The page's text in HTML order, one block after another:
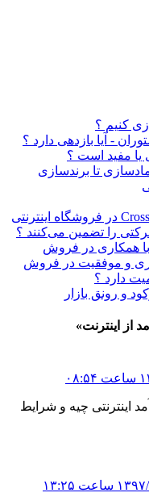
کنیم ؟
- آیا بازدهی دارد ؟
یا مفید است ؟
تا برندسازی
را تضمین می‌کنند ؟
همکاری در فروش
و موفقیت در فروش
دارد ؟
و رونق بازار
»
اینترنتی چیه و شرایط
۱۳:۲۵